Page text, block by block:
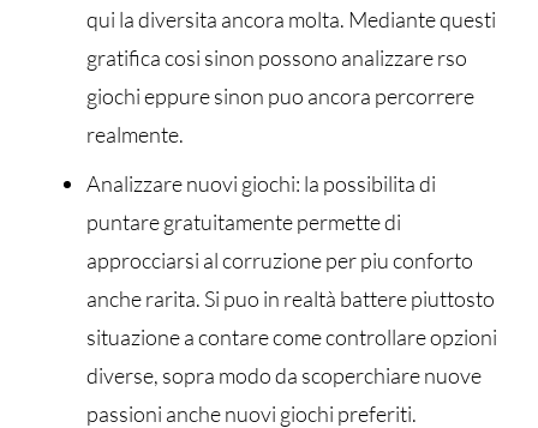
qui la diversita ancora molta. Mediante questi
gratifica cosi sinon possono analizzare rso
giochi eppure sinon puo ancora percorrere
realmente.
Analizzare nuovi giochi: la possibilita di
puntare gratuitamente permette di
approcciarsi al corruzione per piu conforto
anche rarita. Si puo in realtà battere piuttosto
situazione a contare come controllare opzioni
diverse, sopra modo da scoperchiare nuove
passioni anche nuovi giochi preferiti.